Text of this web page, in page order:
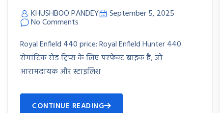
KHUSHBOO PANDEY September 5, 2025
No Comments
Royal Enfield 440 price: Royal Enfield Hunter 440
रोमांटिक रोड ट्रिप्स के लिए परफेक्ट बाइक है, जो
आरामदायक और स्टाइलिश
CONTINUE READING